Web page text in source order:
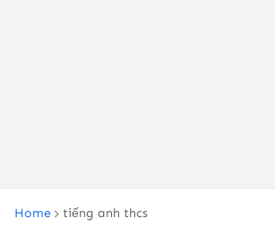
Home tiếng anh thcs